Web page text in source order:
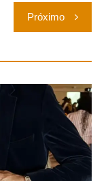
Próximo